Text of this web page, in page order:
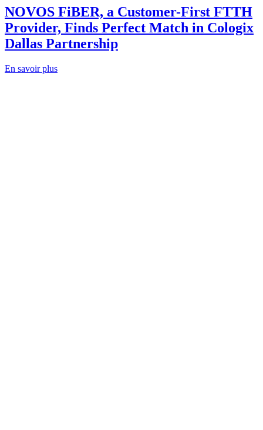
NOVOS FiBER, a Customer-First FTTH
Provider, Finds Perfect Match in Cologix
Dallas Partnership
En savoir plus